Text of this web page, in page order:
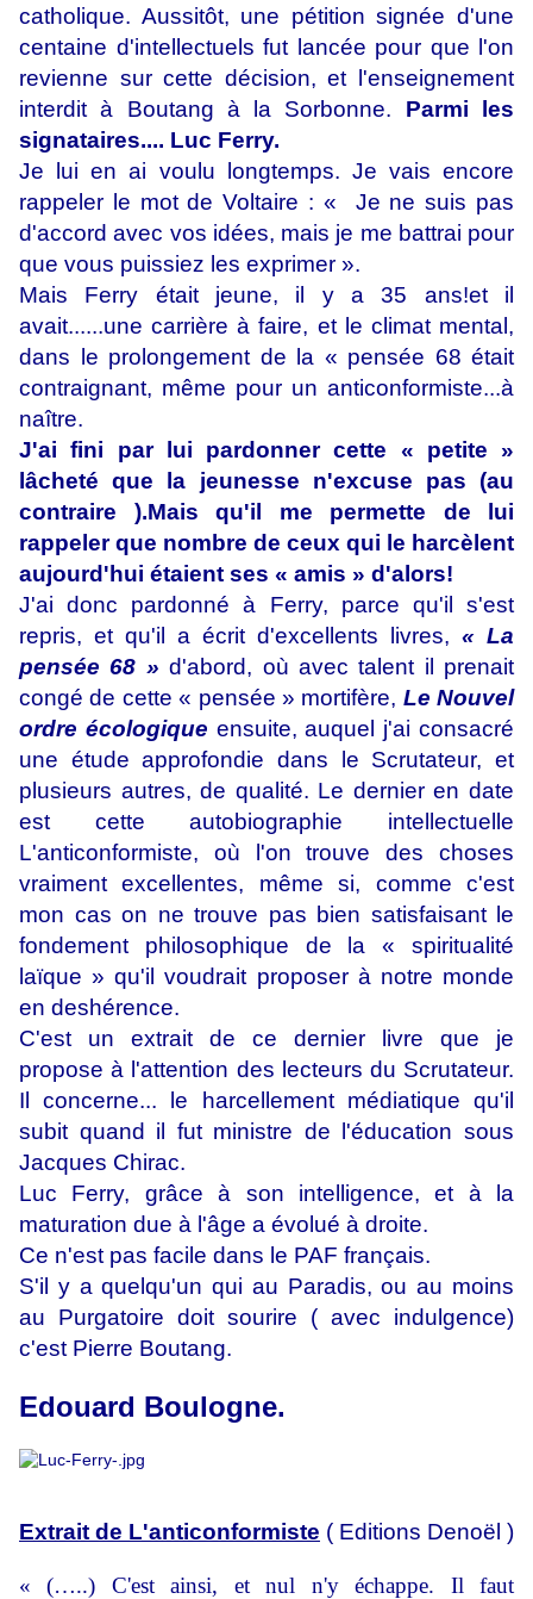
catholique. Aussitôt, une pétition signée d'une
centaine d'intellectuels fut lancée pour que l'on
revienne sur cette décision, et l'enseignement
interdit à Boutang à la Sorbonne. Parmi les
signataires.... Luc Ferry.
Je lui en ai voulu longtemps. Je vais encore
rappeler le mot de Voltaire : « Je ne suis pas
d'accord avec vos idées, mais je me battrai pour
que vous puissiez les exprimer ».
Mais Ferry était jeune, il y a 35 ans!et il
avait......une carrière à faire, et le climat mental,
dans le prolongement de la « pensée 68 était
contraignant, même pour un anticonformiste...à
naître.
J'ai fini par lui pardonner cette « petite »
lâcheté que la jeunesse n'excuse pas (au
contraire ).Mais qu'il me permette de lui
rappeler que nombre de ceux qui le harcèlent
aujourd'hui étaient ses « amis » d'alors!
J'ai donc pardonné à Ferry, parce qu'il s'est
repris, et qu'il a écrit d'excellents livres, « La
pensée 68 » d'abord, où avec talent il prenait
congé de cette « pensée » mortifère, Le Nouvel
ordre écologique ensuite, auquel j'ai consacré
une étude approfondie dans le Scrutateur, et
plusieurs autres, de qualité. Le dernier en date
est cette autobiographie intellectuelle
L'anticonformiste, où l'on trouve des choses
vraiment excellentes, même si, comme c'est
mon cas on ne trouve pas bien satisfaisant le
fondement philosophique de la « spiritualité
laïque » qu'il voudrait proposer à notre monde
en deshérence.
C'est un extrait de ce dernier livre que je
propose à l'attention des lecteurs du Scrutateur.
Il concerne... le harcellement médiatique qu'il
subit quand il fut ministre de l'éducation sous
Jacques Chirac.
Luc Ferry, grâce à son intelligence, et à la
maturation due à l'âge a évolué à droite.
Ce n'est pas facile dans le PAF français.
S'il y a quelqu'un qui au Paradis, ou au moins
au Purgatoire doit sourire ( avec indulgence)
c'est Pierre Boutang.
Edouard Boulogne.
Extrait de L'anticonformiste ( Editions Denoël )
« (…..) C'est ainsi, et nul n'y échappe. Il faut